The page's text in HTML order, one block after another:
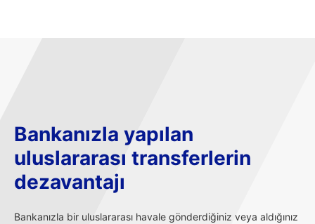
Bankanızla yapılan
uluslararası transferlerin
dezavantajı
Bankanızla bir uluslararası havale gönderdiğiniz veya aldığınız